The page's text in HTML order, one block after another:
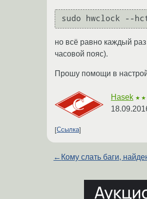
sudo hwclock --
но всё равно каждый
часовой пояс).
Прошу помощи в
Hasek ★★
Ссылка
← Кому слать баги,